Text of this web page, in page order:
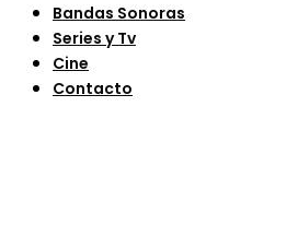
Bandas Sonoras
Series y Tv
Cine
Contacto